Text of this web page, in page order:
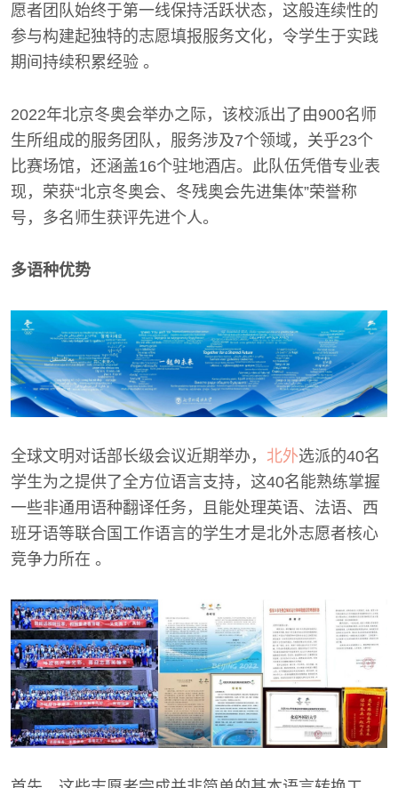
愿者团队始终于第一线保持活跃状态，这般连续性的
参与构建起独特的志愿填报服务文化，令学生于实践
期间持续积累经验 。
2022年北京冬奥会举办之际，该校派出了由900名师
生所组成的服务团队，服务涉及7个领域，关乎23个
比赛场馆，还涵盖16个驻地酒店。此队伍凭借专业表
现，荣获“北京冬奥会、冬残奥会先进集体”荣誉称
号，多名师生获评先进个人。
多语种优势
全球文明对话部长级会议近期举办， 北外选派的40名
学生为之提供了全方位语言支持，这40名能熟练掌握
一些非通用语种翻译任务，且能处理英语、法语、西
班牙语等联合国工作语言的学生才是北外志愿者核心
竞争力所在 。